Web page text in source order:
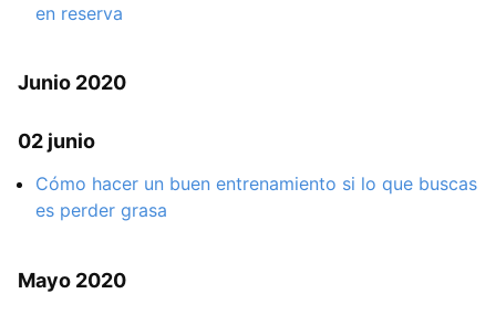
en reserva
Junio 2020
02 junio
Cómo hacer un buen entrenamiento si lo que buscas
es perder grasa
Mayo 2020